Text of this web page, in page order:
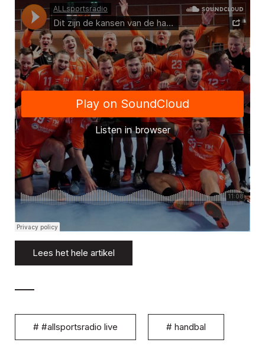
Lees het hele artikel
# #allsportsradio live # handbal